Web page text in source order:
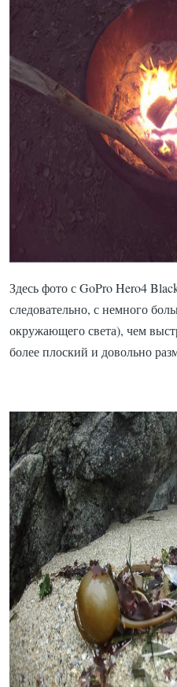
Здесь фото с GoPro Hero4
следовательно, с немного
окружающего света), чем
более плоский и довольно